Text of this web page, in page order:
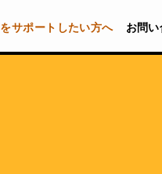
サポートしたい方へ お問